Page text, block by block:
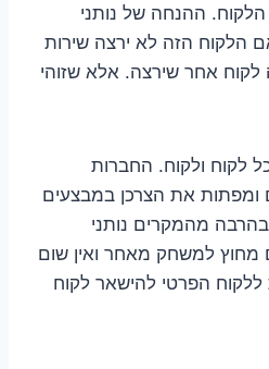
ההנחה של נותני
הלקוח הזה לא ירצה שירות
לקוח אחר שירצה. אלא שזוהי
לקוח ולקוח. החברות
ומפתות את הצרכן במבצעים
מהמקרים נותני
מחוץ למשחק מאחר ואין שום
הפרטי להישאר לקוח